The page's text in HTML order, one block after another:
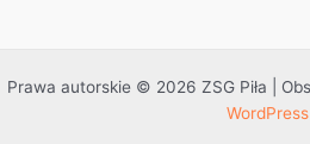
Prawa autorskie © 2026 ZSG Piła |
WordPress